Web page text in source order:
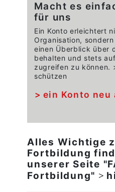
Macht es
für uns
Ein Konto erleichtert
Organisation,
einen Überblick über
behalten und stets
zugreifen zu können.
schützen
ein Konto neu
Alles Wichtige
Fortbildung
unserer Seite
Fortbildung"